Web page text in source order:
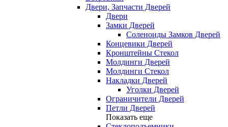
Двери, Запчасти Дверей
Двери
Замки Дверей
Соленоиды Замков Дверей
Концевики Дверей
Кронштейны Стекол
Молдинги Дверей
Молдинги Стекол
Накладки Дверей
Уголки Дверей
Ограничители Дверей
Петли Дверей
Показать еще